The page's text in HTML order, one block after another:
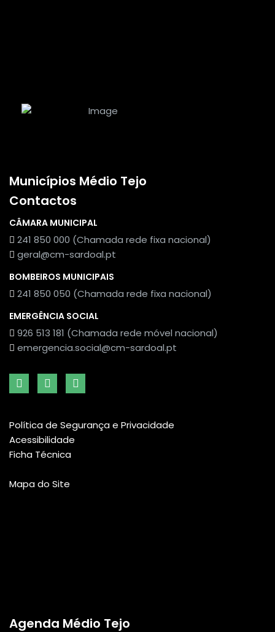
Municípios Médio Tejo
Contactos
CÂMARA MUNICIPAL
241 850 000 (Chamada rede fixa nacional)
geral@cm-sardoal.pt
BOMBEIROS MUNICIPAIS
241 850 050 (Chamada rede fixa nacional)
EMERGÊNCIA SOCIAL
926 513 181 (Chamada rede móvel nacional)
emergencia.social@cm-sardoal.pt
Política de Segurança e Privacidade
Acessibilidade
Ficha Técnica
Mapa do Site
Agenda Médio Tejo